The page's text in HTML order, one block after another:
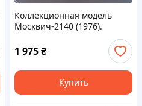
Коллекционная модель
Москвич-2140 (1976).
Масштаб 1:43
1 975₴
Купить